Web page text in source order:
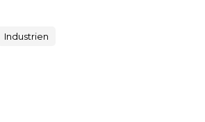
Industrien